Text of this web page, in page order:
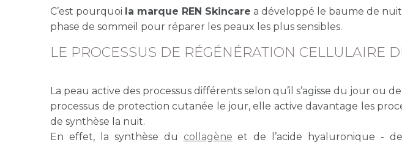
C’est pourquoi la marque REN Skincare a développé le baume de
phase de sommeil pour réparer les peaux les plus sensibles.
LE PROCESSUS DE RÉGÉNÉRATION CELLULAIRE
La peau active des processus différents selon qu’il s’agisse du jour ou
processus de protection cutanée le jour, elle active davantage les
de synthèse la nuit.
En effet, la synthèse du collagène et de l’acide hyaluronique -